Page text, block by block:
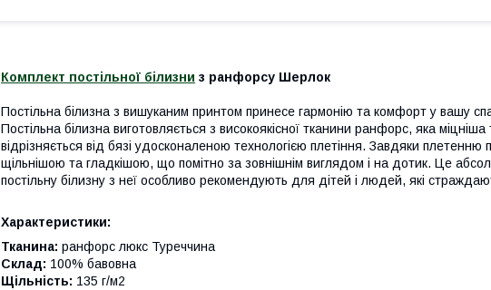
Комплект постільної білизни з ранфорсу Шерлок
Постільна білизна з вишуканим принтом принесе гармонію та комфорт у вашу
Постільна білизна виготовляється з високоякісної тканини ранфорс, яка
відрізняється від бязі удосконаленою технологією плетіння. Завдяки плетенню
щільнішою та гладкішою, що помітно за зовнішнім виглядом і на дотик. Це
постільну білизну з неї особливо рекомендують для дітей і людей, які
Характеристики:
Тканина: ранфорс люкс Туреччина
Склад: 100% бавовна
Щільність: 135 г/м2